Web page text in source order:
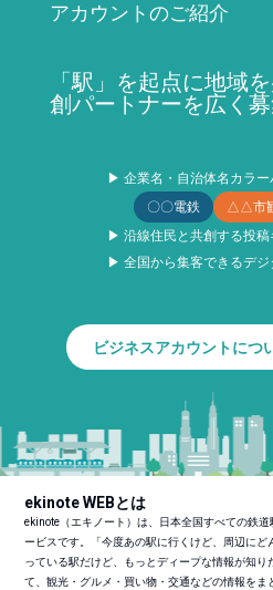
アカウントのご紹介
「駅」を起点に地域
創パートナーを広く募
▶ 企業名・自治体名カラー
〇〇電鉄
△△市
▶ 沿線住民と共創する投稿
▶ 全国から集客できるデジ
ビジネスアカウントにつ
ekinote WEBとは
ekinote（エキノート）は、日本全国すべての鉄
ービスです。「今度あの駅に行くけど、周辺に
っている駅だけど、もっとディープな情報が知り
て、観光・グルメ・買い物・交通などの情報を